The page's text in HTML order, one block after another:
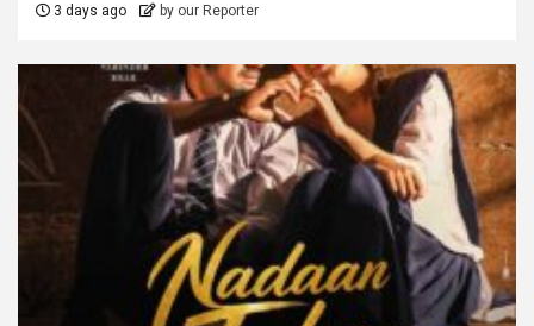
3 days ago by our Reporter